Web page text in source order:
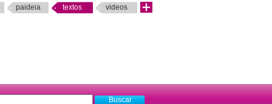
paideia textos videos